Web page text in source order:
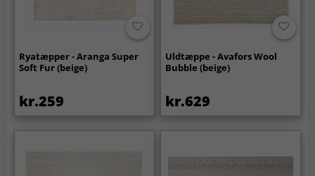
Ryatæpper - Aranga Super
Soft Fur (beige)
kr.259
Uldtæppe - Avafors Wool
Bubble (beige)
kr.629